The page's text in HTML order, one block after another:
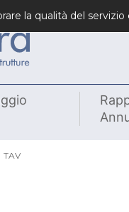
TAV
la qualità del